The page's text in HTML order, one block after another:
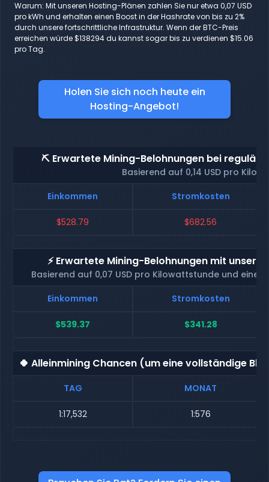
Warum: Mit unseren Hosting-Plänen zahlen Sie nur etwa 0,07 USD
pro kWh und erhalten einen Boost in der Hashrate von bis zu 2%
durch unsere fortschrittliche Infrastruktur. Wenn der BTC-Preis
erreichen würde $138294 du kannst sogar bis zu verdienen $15.06
pro Tag.
Holen Sie sich noch heute ein
Hosting-Angebot!
⛏️ Erwartete Mining-Belohnungen bei
Basierend auf 0,14 USD pro
Einkommen
Stromkosten
$528.79 $682.56
⚡ Erwartete Mining-Belohnungen mit
Basierend auf 0,07 USD pro Kilowattstunde und
Einkommen
Stromkosten
$539.37 $341.28
🍀 Alleinmining Chancen (um eine vollständige
TAG MONAT
1:17,532 1:576